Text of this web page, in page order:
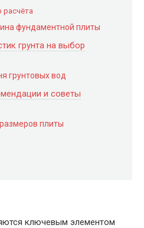
фундаментной плиты
грунта на выбор
грунтовых вод
и советы
плиты
ключевым элементом